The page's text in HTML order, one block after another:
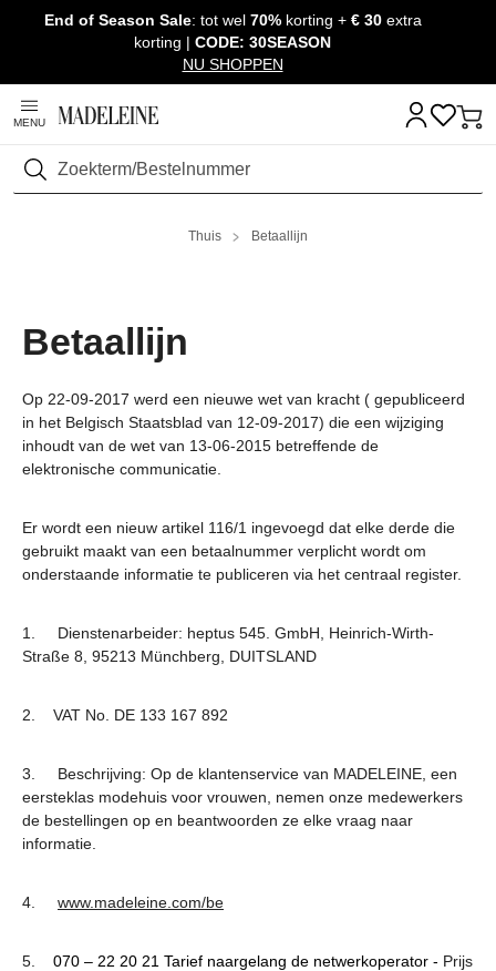
Navigatie overslaan, direct naar content
End of Season Sale: tot wel70% korting +€ 30 extra
korting | CODE: 30SEASON
NU SHOPPEN
MENU
Zoeken
Thuis Betaallijn
Betaallijn
Op 22-09-2017 werd een nieuwe wet van kracht ( gepubliceerd
in het Belgisch Staatsblad van 12-09-2017) die een wijziging
inhoudt van de wet van 13-06-2015 betreffende de
elektronische communicatie.
Er wordt een nieuw artikel 116/1 ingevoegd dat elke derde die
gebruikt maakt van een betaalnummer verplicht wordt om
onderstaande informatie te publiceren via het centraal register.
1. Dienstenarbeider: heptus 545. GmbH, Heinrich-Wirth-
Straße 8, 95213 Münchberg, DUITSLAND
2. VAT No. DE 133 167 892
3. Beschrijving: Op de klantenservice van MADELEINE, een
eersteklas modehuis voor vrouwen, nemen onze medewerkers
de bestellingen op en beantwoorden ze elke vraag naar
informatie.
4. www.madeleine.com/be
5. 070 – 22 20 21 Tarief naargelang de netwerkoperator - Prijs